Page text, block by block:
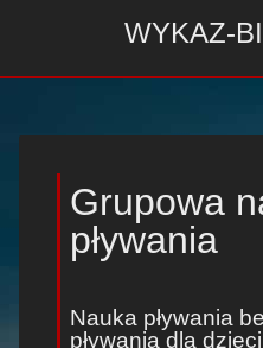
WYKAZ-
Grupowa
pływania
Nauka pływania
pływania dla